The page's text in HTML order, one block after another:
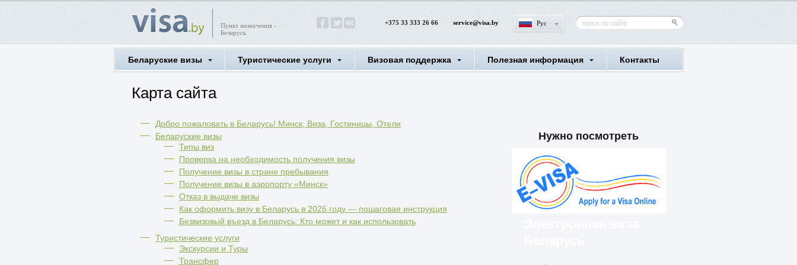
Пункт назначения -
Беларусь
+375 33 333 26 66 service@visa.by Рус
Беларуские визы Туристические услуги Визовая поддержка Полезная информация Контакты
Карта сайта
Добро пожаловать в Беларусь! Минск, Виза, Гостиницы, Отели
Беларуские визы
Типы виз
Проверка на необходимость получения визы
Получение визы в стране пребывания
Получение визы в аэропорту «Минск»
Отказ в выдаче визы
Как оформить визу в Беларусь в 2026 году — пошаговая инструкция
Безвизовый въезд в Беларусь: Кто может и как использовать
Туристические услуги
Экскурсии и Туры
Трансфер
Нужно посмотреть